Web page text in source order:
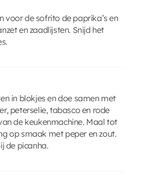
voor de sofrito de paprika’s en
en zaadlijsten. Snijd het
in blokjes en doe samen met
peterselie, tabasco en rode
de keukenmachine. Maal tot
op smaak met peper en zout.
de picanha.